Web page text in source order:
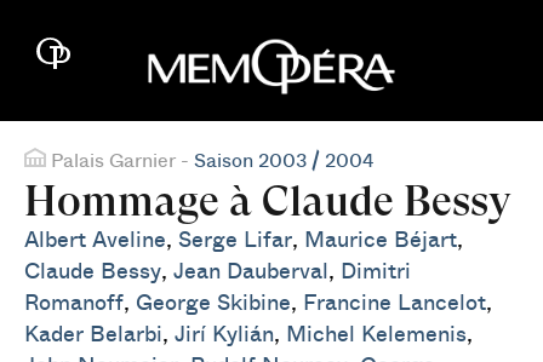
Palais Garnier - Saison 2003 / 2004
Hommage à Claude Bessy
Albert Aveline, Serge Lifar, Maurice Béjart,
Claude Bessy, Jean Dauberval , Dimitri
Romanoff, George Skibine, Francine Lancelot,
Kader Belarbi, Jirí Kylián, Michel Kelemenis,